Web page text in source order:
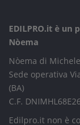
EDILPRO.it è un
Nòema
Nòema di
Sede operativa
(BA)
C.F.
Edilpro.it non è